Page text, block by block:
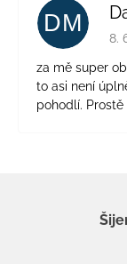
DM
8.
za mě super
to asi není
pohodlí.